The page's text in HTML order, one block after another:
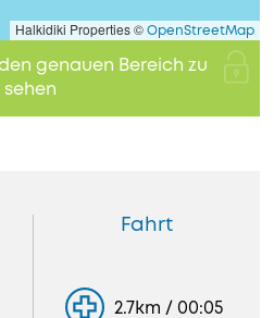
Halkidiki Properties © OpenStreetMap
genauen Bereich zu
sehen
Fahrt
2.7km / 00:05